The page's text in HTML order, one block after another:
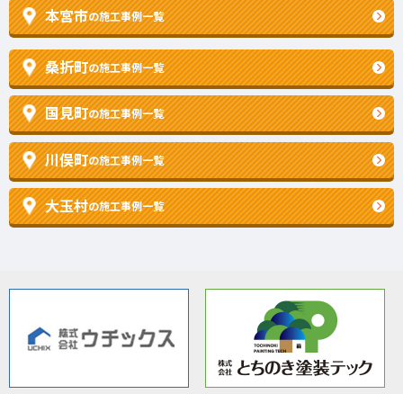
本宮市の施工事例一覧
桑折町の施工事例一覧
国見町の施工事例一覧
川俣町の施工事例一覧
大玉村の施工事例一覧